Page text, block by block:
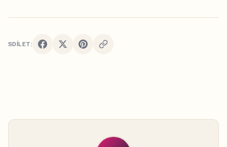
SDÍLET: